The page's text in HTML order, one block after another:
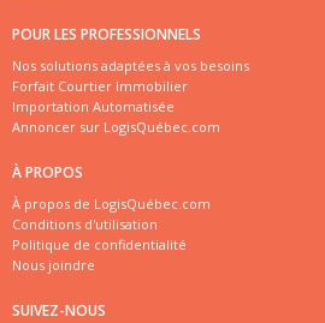
POUR LES PROFESSIONNELS
Nos solutions adaptées à vos besoins
Forfait Courtier Immobilier
Importation Automatisée
Annoncer sur LogisQuébec.com
À PROPOS
À propos de LogisQuébec.com
Conditions d'utilisation
Politique de confidentialité
Nous joindre
SUIVEZ-NOUS